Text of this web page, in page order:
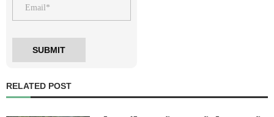
RELATED POST